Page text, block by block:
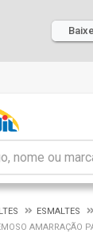
ESMALTES
AMARRAÇÃO